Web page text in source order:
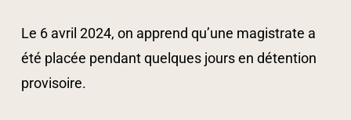
Le 6 avril 2024, on apprend qu’une magistrate a
été placée pendant quelques jours en détention
provisoire.